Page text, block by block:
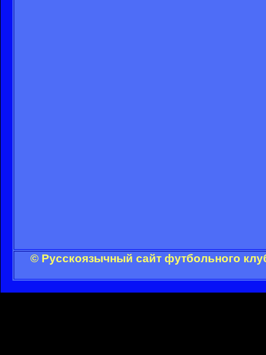
© Русскоязычный сайт футбольного